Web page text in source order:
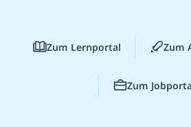
Zum Lernportal Zum
Zum